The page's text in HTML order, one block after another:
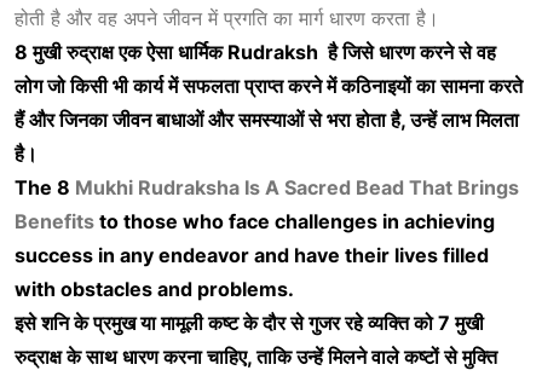
होती है और वह अपने जीवन में प्रगति का मार्ग धारण करता है।
8मुखीरुद्राक्षएकऐसाधार्मिक Rudrakshहैजिसेधारणकरनेसेवह
लोगजोकिसीभीकार्यमेंसफलताप्राप्तकरनेमेंकठिनाइयोंकासामनाकरते
हैंऔरजिनकाजीवनबाधाओंऔरसमस्याओंसेभराहोताहै,उन्हेंलाभमिलता
है।
The 8 Mukhi Rudraksha Is A Sacred Bead That Brings
Benefits to those who face challenges in achieving
success in any endeavor and have their lives filled
with obstacles and problems.
इसेशनिकेप्रमुखयामामूलीकष्टकेदौरसेगुजररहेव्यक्तिको 7मुखी
रुद्राक्षकेसाथधारणकरनाचाहिए,ताकिउन्हेंमिलनेवालेकष्टोंसेमुक्ति